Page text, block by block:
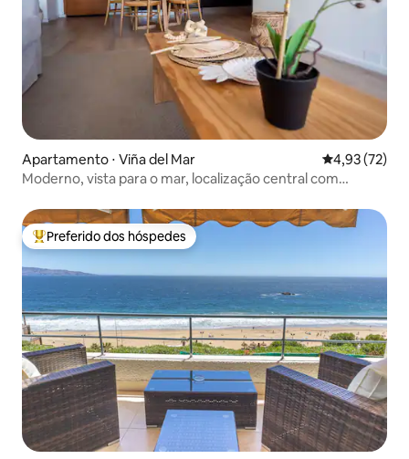
Apartamento ⋅ Viña del Mar 4,93 de uma
4,93 (72)
Moderno, vista para o mar, localização central com
Entre os melhores preferidos dos hóspedes
Preferido dos hóspedes